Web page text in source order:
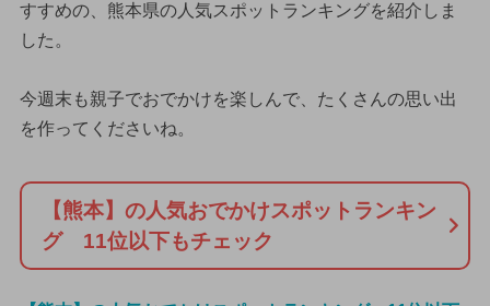
すすめの、熊本県の人気スポットランキングを紹介しま
した。
今週末も親子でおでかけを楽しんで、たくさんの思い出
を作ってくださいね。
【熊本】の人気おでかけスポットランキン
グ 11位以下もチェック